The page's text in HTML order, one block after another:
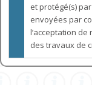
et protégé(s)
envoyées par
l’acceptation
des travaux de